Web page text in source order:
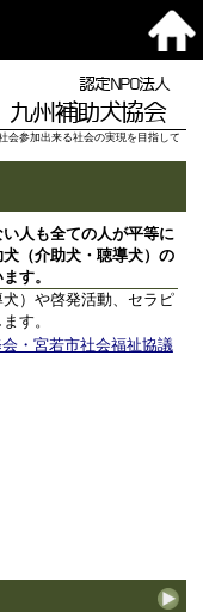
認定NPO法人
九州補助犬協会
会参加出来る社会の実現を目指して
人も全ての人が平等に
（介助犬・聴導犬）の
す。
）や啓発活動、セラピ
す。
・宮若市社会福祉協議